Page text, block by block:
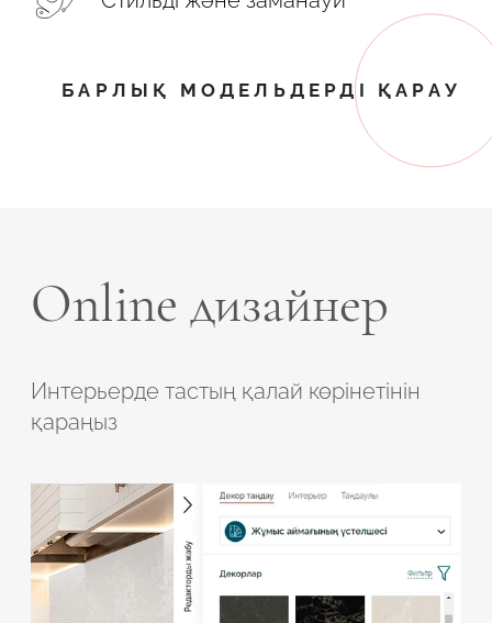
БАРЛЫҚ МОДЕЛЬДЕРДІ ҚАРАУ
Online дизайнер
Интерьерде тастың қалай көрінетінін
қараңыз